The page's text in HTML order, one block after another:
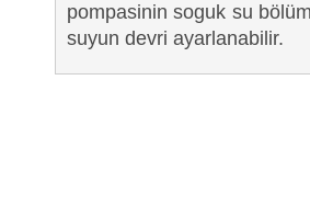
pompasinin soguk su
suyun devri ayarlanabilir.